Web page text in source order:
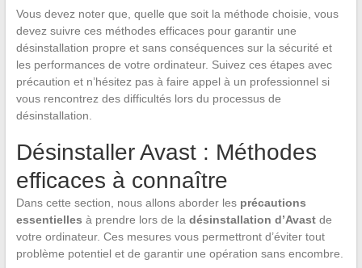
Vous devez noter que, quelle que soit la méthode choisie, vous
devez suivre ces méthodes efficaces pour garantir une
désinstallation propre et sans conséquences sur la sécurité et
les performances de votre ordinateur. Suivez ces étapes avec
précaution et n’hésitez pas à faire appel à un professionnel si
vous rencontrez des difficultés lors du processus de
désinstallation.
Désinstaller Avast : Méthodes
efficaces à connaître
Dans cette section, nous allons aborder les précautions
essentielles à prendre lors de la désinstallation d’Avastde
votre ordinateur. Ces mesures vous permettront d’éviter tout
problème potentiel et de garantir une opération sans encombre.